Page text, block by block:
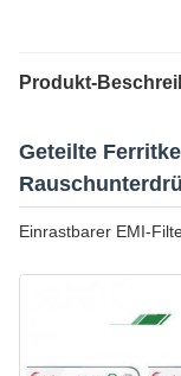
Produkt-
Geteilte
Einrastbarer EMI-